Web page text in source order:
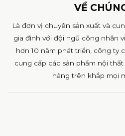
VỀ
Là đơn vị chuyên sản xuất và
gia đình với đội ngũ công nhân
hơn 10 năm phát triển, công ty
cung cấp các sản phẩm nội
hàng trên khắp mọi